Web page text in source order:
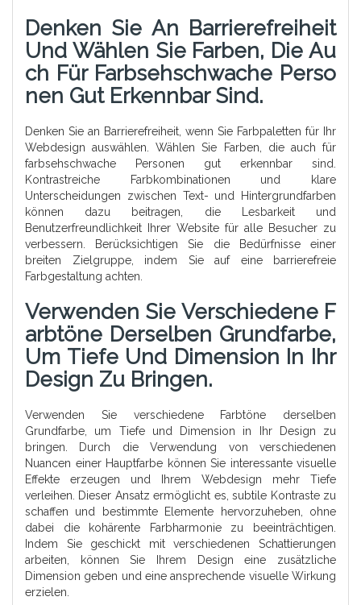
Denken Sie An Barrierefreiheit
Und Wählen Sie Farben, Die Au
Ch Für Farbsehschwache Perso
Nen Gut Erkennbar Sind.
Denken Sie an Barrierefreiheit, wenn Sie Farbpaletten für Ihr
Webdesign auswählen. Wählen Sie Farben, die auch für
farbsehschwache Personen gut erkennbar sind.
Kontrastreiche Farbkombinationen und klare
Unterscheidungen zwischen Text- und Hintergrundfarben
können dazu beitragen, die Lesbarkeit und
Benutzerfreundlichkeit Ihrer Website für alle Besucher zu
verbessern. Berücksichtigen Sie die Bedürfnisse einer
breiten Zielgruppe, indem Sie auf eine barrierefreie
Farbgestaltung achten.
Verwenden Sie Verschiedene F
Arbtöne Derselben Grundfarbe,
Um Tiefe Und Dimension In Ihr
Design Zu Bringen.
Verwenden Sie verschiedene Farbtöne derselben
Grundfarbe, um Tiefe und Dimension in Ihr Design zu
bringen. Durch die Verwendung von verschiedenen
Nuancen einer Hauptfarbe können Sie interessante visuelle
Effekte erzeugen und Ihrem Webdesign mehr Tiefe
verleihen. Dieser Ansatz ermöglicht es, subtile Kontraste zu
schaffen und bestimmte Elemente hervorzuheben, ohne
dabei die kohärente Farbharmonie zu beeinträchtigen.
Indem Sie geschickt mit verschiedenen Schattierungen
arbeiten, können Sie Ihrem Design eine zusätzliche
Dimension geben und eine ansprechende visuelle Wirkung
erzielen.